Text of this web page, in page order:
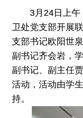
3月24日上
卫处党支部开展
支部书记欧阳世
副书记齐会岩，
副书记、副主任
活动，活动由学
持。